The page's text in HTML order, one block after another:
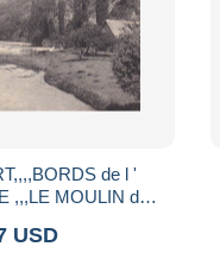
de l '
,,,LE MOULIN du
USD